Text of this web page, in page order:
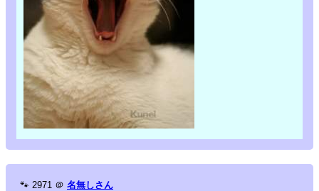
🐾 2971 ＠ 名無しさん